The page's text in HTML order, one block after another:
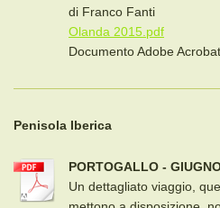
di Franco Fanti
Olanda 2015.pdf
Documento Adobe
Penisola Iberica
PORTOGALLO -
Un dettagliato viaggio,